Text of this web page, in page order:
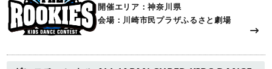
開催エリア：神奈川県
会場：川崎市民プラザふるさと劇場